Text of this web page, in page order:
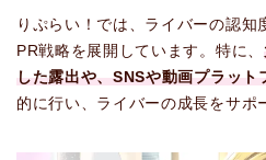
りぷらい！では、ライバーの認知
PR戦略を展開しています。特に、
した露出や、SNSや動画プラット
的に行い、ライバーの成長をサポ